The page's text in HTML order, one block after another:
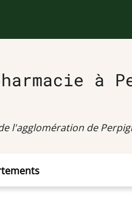
à
l'agglomération de